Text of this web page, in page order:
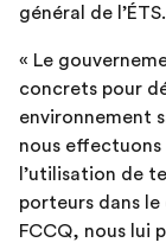
général de l’ÉTS.
« Le
concrets pour
environnement
nous effectuons
l’utilisation de
porteurs dans
FCCQ, nous lui